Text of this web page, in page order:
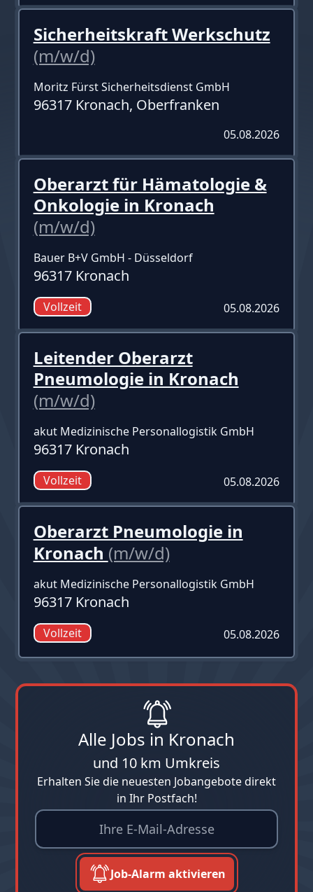
Sicherheitskraft Werkschutz
(m/w/d)
Moritz Fürst Sicherheitsdienst GmbH
96317 Kronach, Oberfranken
05.08.2026
Oberarzt für Hämatologie &
Onkologie in Kronach
(m/w/d)
Bauer B+V GmbH - Düsseldorf
96317 Kronach
Vollzeit 05.08.2026
Leitender Oberarzt
Pneumologie in Kronach
(m/w/d)
akut Medizinische Personallogistik GmbH
96317 Kronach
Vollzeit 05.08.2026
Oberarzt Pneumologie in
Kronach (m/w/d)
akut Medizinische Personallogistik GmbH
96317 Kronach
Vollzeit 05.08.2026
Alle Jobs in Kronach
und 10 km Umkreis
Erhalten Sie die neuesten Jobangebote direkt
in Ihr Postfach!
Job-Alarm aktivieren